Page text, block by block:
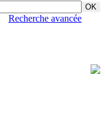
Recherche avancée